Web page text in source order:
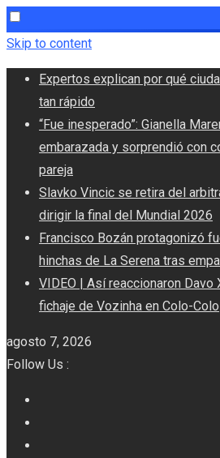
Skip to content
Expertos explican por qué
tan rápido
“Fue inesperado”: Gianella
embarazada y sorprendió con
pareja
Slavko Vincic se retira del
dirigir la final del Mundial 2026
Francisco Bozán protagonizó
hinchas de La Serena tras
VIDEO | Así reaccionaron Davo
fichaje de Vozinha en Colo-Colo
agosto 7, 2026
Follow Us :